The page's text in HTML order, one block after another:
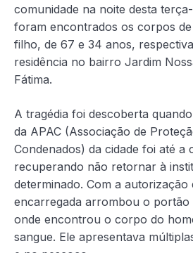
comunidade na noite desta
foram encontrados os corpos
filho, de 67 e 34 anos,
residência no bairro Jardim
Fátima.
A tragédia foi descoberta
da APAC (Associação de
Condenados) da cidade foi até a
recuperando não retornar à
determinado. Com a autorização
encarregada arrombou o
onde encontrou o corpo do
sangue. Ele apresentava